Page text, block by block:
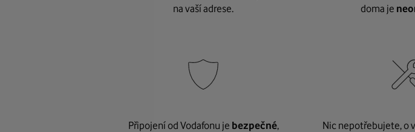
na vaší adrese.
doma je
Připojení od Vodafonu je bezpečné,
Nic nepotřebujete, o